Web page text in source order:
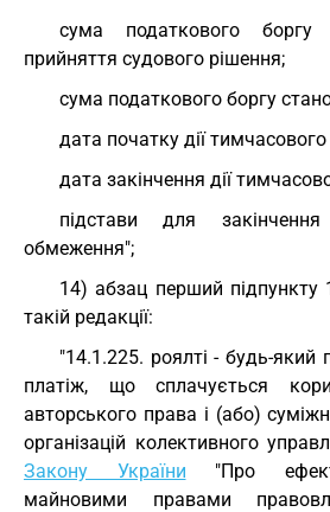
сума податкового
прийняття судового рішення;
сума податкового боргу
дата початку дії
дата закінчення дії
підстави для
обмеження";
14) абзац перший підпункту
такій редакції:
"14.1.225. роялті - будь-який
платіж, що сплачується
авторського права і (або)
організацій колективного
Закону України "Про
майновими правами